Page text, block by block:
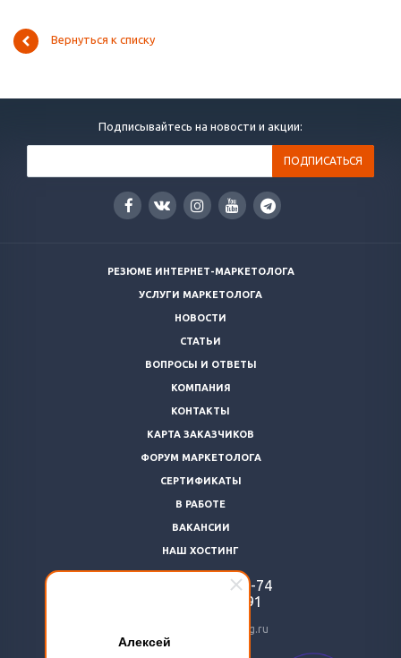
Алексей
Вернуться к списку
Подписывайтесь на новости и акции:
РЕЗЮМЕ ИНТЕРНЕТ-МАРКЕТОЛОГА
УСЛУГИ МАРКЕТОЛОГА
НОВОСТИ
СТАТЬИ
ВОПРОСЫ И ОТВЕТЫ
КОМПАНИЯ
КОНТАКТЫ
КАРТА ЗАКАЗЧИКОВ
ФОРУМ МАРКЕТОЛОГА
СЕРТИФИКАТЫ
В РАБОТЕ
ВАКАНСИИ
НАШ ХОСТИНГ
922-48-74
869-64-91
24@livemarketolog.ru